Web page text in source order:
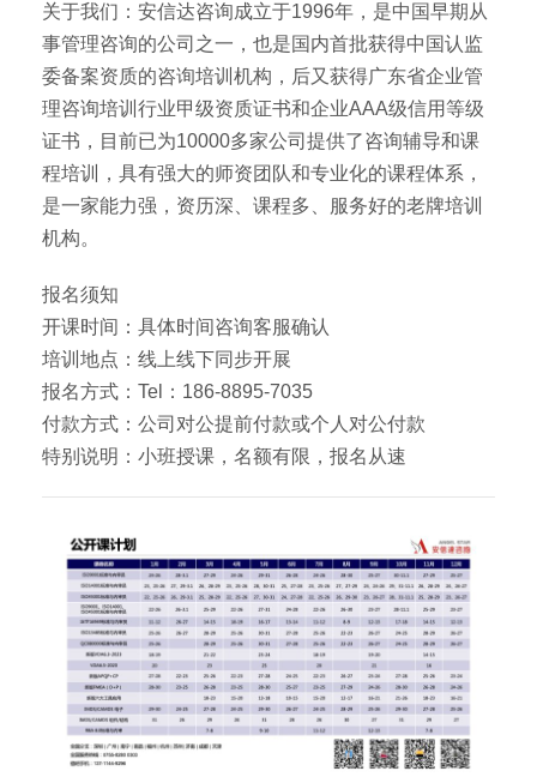
关于我们：安信达咨询成立于1996年，是中国早期从
事管理咨询的公司之一，也是国内首批获得中国认监
委备案资质的咨询培训机构，后又获得广东省企业管
理咨询培训行业甲级资质证书和企业AAA级信用等级
证书，目前已为10000多家公司提供了咨询辅导和课
程培训，具有强大的师资团队和专业化的课程体系，
是一家能力强，资历深、课程多、服务好的老牌培训
机构。
报名须知
开课时间：具体时间咨询客服确认
培训地点：线上线下同步开展
报名方式：Tel：186-8895-7035
付款方式：公司对公提前付款或个人对公付款
特别说明：小班授课，名额有限，报名从速